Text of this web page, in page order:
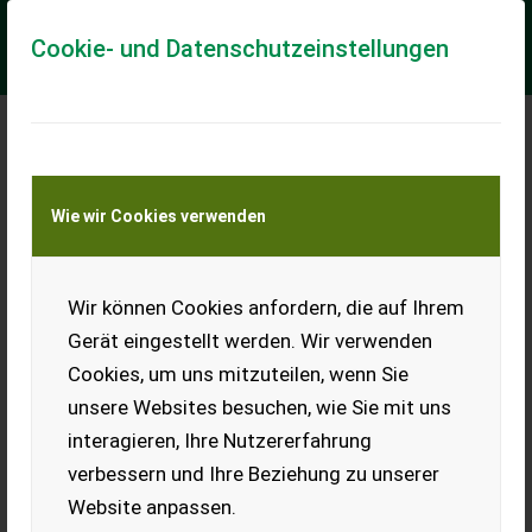
Cookie- und Datenschutzeinstellungen
Wie wir Cookies verwenden
Wir können Cookies anfordern, die auf Ihrem
Gerät eingestellt werden. Wir verwenden
Cookies, um uns mitzuteilen, wenn Sie
unsere Websites besuchen, wie Sie mit uns
interagieren, Ihre Nutzererfahrung
verbessern und Ihre Beziehung zu unserer
Website anpassen.
Meine Transportkostenanfrage
Transport von Land- und Baumaschinen –
KEINE Tiertransporte
Rasenmähertraktor
ZeroTurn Walker
Mower GHS
Verkaufe unseren Zero-Turn-
Rasenmähertraktor wegen
Anschaffung eines
Mähroboters. Ideal für große
Rasenflächen. Funktioniert